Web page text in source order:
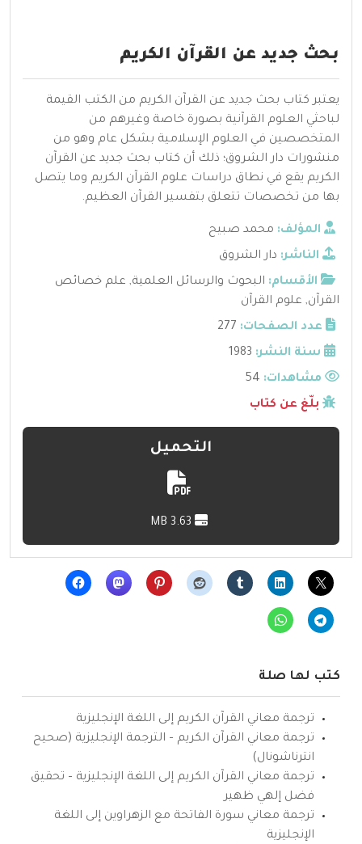
بحث جديد عن القرآن الكريم
يعتبر كتاب بحث جديد عن القرآن الكريم من الكتب القيمة
لباحثي العلوم القرآنية بصورة خاصة وغيرهم من
المتخصصين في العلوم الإسلامية بشكل عام وهو من
منشورات دار الشروق؛ ذلك أن كتاب بحث جديد عن القرآن
الكريم يقع في نطاق دراسات علوم القرآن الكريم وما يتصل
بها من تخصصات تتعلق بتفسير القرآن العظيم.
المؤلف: محمد صبيح
الناشر: دار الشروق
الأقسام: البحوث والرسائل العلمية, علم خصائص
القرآن, علوم القرآن
عدد الصفحات: 277
سنة النشر: 1983
مشاهدات:
بلّغ عن كتاب
التحميل
كتب لها صلة
ترجمة معاني القرآن الكريم إلى اللغة الإنجليزية
ترجمة معاني القرآن الكريم – الترجمة الإنجليزية (صحيح
انترناشونال)
ترجمة معاني القرآن الكريم إلى اللغة الإنجليزية – تحقيق
فضل إلهي ظهير
ترجمة معاني سورة الفاتحة مع الزهراوين إلى اللغة
الإنجليزية